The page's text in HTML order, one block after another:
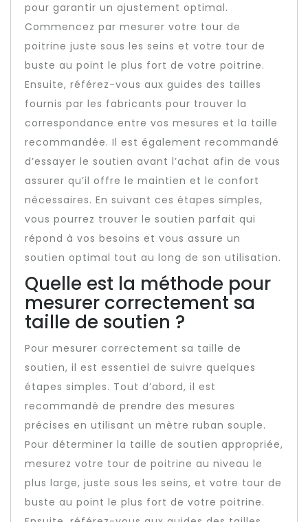
pour garantir un ajustement optimal.
Commencez par mesurer votre tour de
poitrine juste sous les seins et votre tour de
buste au point le plus fort de votre poitrine.
Ensuite, référez-vous aux guides des tailles
fournis par les fabricants pour trouver la
correspondance entre vos mesures et la taille
recommandée. Il est également recommandé
d’essayer le soutien avant l’achat afin de vous
assurer qu’il offre le maintien et le confort
nécessaires. En suivant ces étapes simples,
vous pourrez trouver le soutien parfait qui
répond à vos besoins et vous assure un
soutien optimal tout au long de son utilisation.
Quelle est la méthode pour
mesurer correctement sa
taille de soutien ?
Pour mesurer correctement sa taille de
soutien, il est essentiel de suivre quelques
étapes simples. Tout d’abord, il est
recommandé de prendre des mesures
précises en utilisant un mètre ruban souple.
Pour déterminer la taille de soutien appropriée,
mesurez votre tour de poitrine au niveau le
plus large, juste sous les seins, et votre tour de
buste au point le plus fort de votre poitrine.